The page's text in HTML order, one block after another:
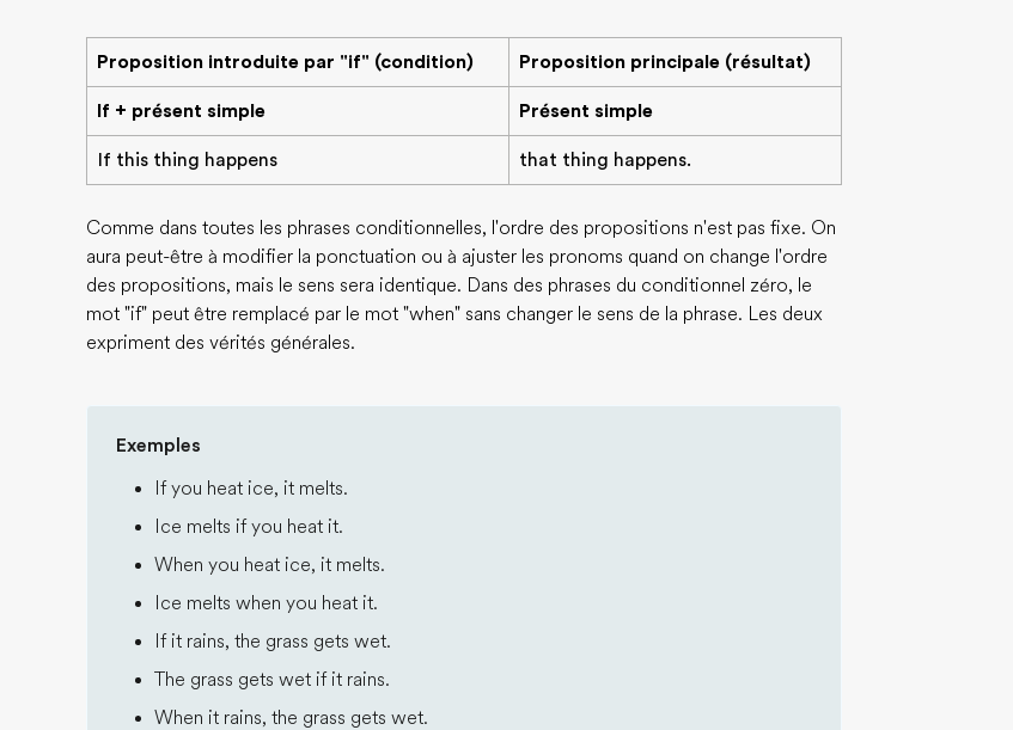
Proposition introduite par "if" (condition) Proposition principale (résultat)
If + présent simple Présent simple
If this thing happens that thing happens.
Comme dans toutes les phrases conditionnelles, l'ordre des propositions n'est pas fixe. On
aura peut-être à modifier la ponctuation ou à ajuster les pronoms quand on change l'ordre
des propositions, mais le sens sera identique. Dans des phrases du conditionnel zéro, le
mot "if" peut être remplacé par le mot "when" sans changer le sens de la phrase. Les deux
expriment des vérités générales.
Exemples
If you heat ice, it melts.
Ice melts if you heat it.
When you heat ice, it melts.
Ice melts when you heat it.
If it rains, the grass gets wet.
The grass gets wet if it rains.
When it rains, the grass gets wet.